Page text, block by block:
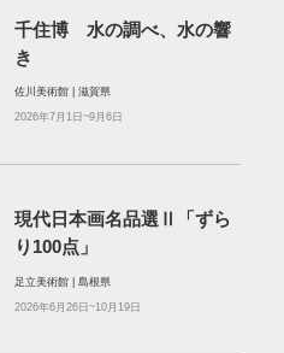
千住博 水の調べ、水の響
き
佐川美術館 | 滋賀県
2026年7月1日~9月6日
現代日本画名品選Ⅱ「ずら
り100点」
足立美術館 | 島根県
2026年6月26日~10月19日